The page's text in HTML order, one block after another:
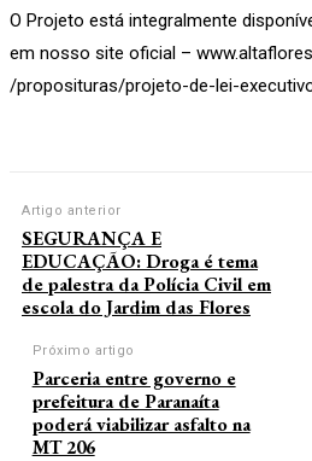
O Projeto está integralmente
em nosso site oficial –
/proposituras/projeto-de-lei-
Artigo anterior
SEGURANÇA E
EDUCAÇÃO: Droga é tema
de palestra da Polícia Civil em
escola do Jardim das Flores
Próximo artigo
Parceria entre governo e
prefeitura de Paranaíta
poderá viabilizar asfalto na
MT 206